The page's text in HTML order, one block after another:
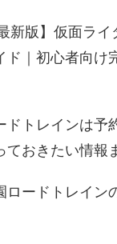
新版】仮面ラ
ド｜初心者向け
ドトレインは予
ておきたい情報
ロードトレイン